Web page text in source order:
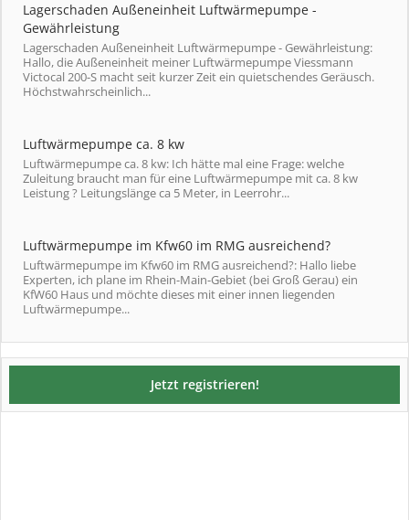
Lagerschaden Außeneinheit Luftwärmepumpe -
Gewährleistung
Lagerschaden Außeneinheit Luftwärmepumpe - Gewährleistung:
Hallo, die Außeneinheit meiner Luftwärmepumpe Viessmann
Victocal 200-S macht seit kurzer Zeit ein quietschendes Geräusch.
Höchstwahrscheinlich...
Luftwärmepumpe ca. 8 kw
Luftwärmepumpe ca. 8 kw: Ich hätte mal eine Frage: welche
Zuleitung braucht man für eine Luftwärmepumpe mit ca. 8 kw
Leistung ? Leitungslänge ca 5 Meter, in Leerrohr...
Luftwärmepumpe im Kfw60 im RMG ausreichend?
Luftwärmepumpe im Kfw60 im RMG ausreichend?: Hallo liebe
Experten, ich plane im Rhein-Main-Gebiet (bei Groß Gerau) ein
KfW60 Haus und möchte dieses mit einer innen liegenden
Luftwärmepumpe...
Jetzt registrieren!